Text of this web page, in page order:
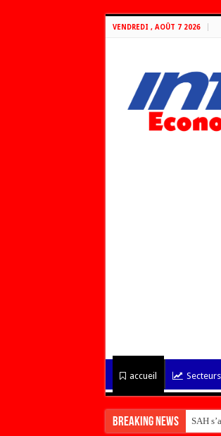
VENDREDI , AOÛT 7 2026
accueil Secteurs
Breaking News SAH